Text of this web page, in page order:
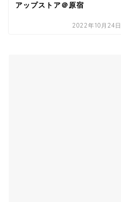
アップストア＠原宿
2022年10月24日